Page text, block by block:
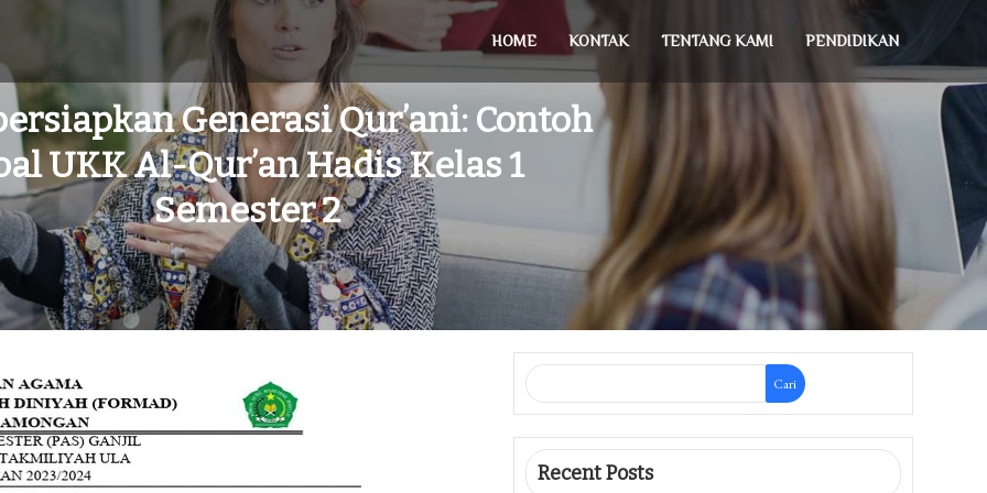
HOME KONTAK TENTANG KAMI PENDIDIKAN
Generasi Qur’ani: Contoh
UKK Al-Qur’an Hadis Kelas 1
Semester 2
Cari
Recent Posts